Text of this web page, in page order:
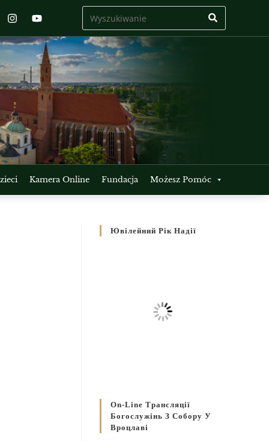
Kamera Online Fundacja Możesz Pomóc
Ювілейний Рік Надії
On-Line Трансляції
Богослужінь З Собору У
Вроцлаві